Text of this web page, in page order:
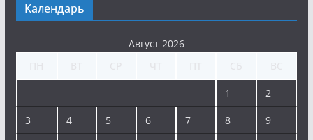
Календарь
Август 2026
1 2
3 4 5 6 7 8 9